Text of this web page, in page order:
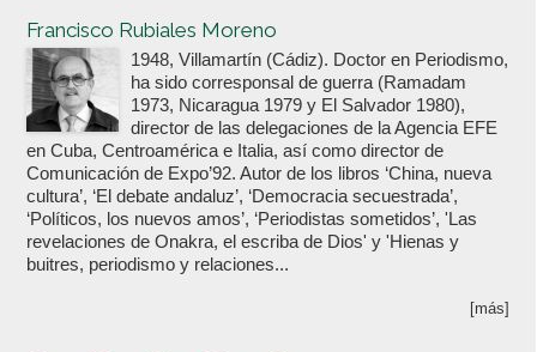
Francisco Rubiales Moreno
1948, Villamartín (Cádiz). Doctor en Periodismo,
ha sido corresponsal de guerra (Ramadam
1973, Nicaragua 1979 y El Salvador 1980),
director de las delegaciones de la Agencia EFE
en Cuba, Centroamérica e Italia, así como director de
Comunicación de Expo’92. Autor de los libros ‘China, nueva
cultura’, ‘El debate andaluz’, ‘Democracia secuestrada’,
‘Políticos, los nuevos amos’, ‘Periodistas sometidos’, 'Las
revelaciones de Onakra, el escriba de Dios' y 'Hienas y
buitres, periodismo y relaciones...
[más]